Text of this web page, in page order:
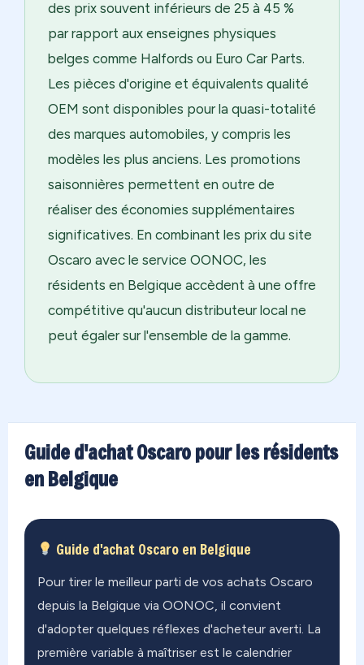
des prix souvent inférieurs de 25 à 45 %
par rapport aux enseignes physiques
belges comme Halfords ou Euro Car Parts.
Les pièces d'origine et équivalents qualité
OEM sont disponibles pour la quasi-totalité
des marques automobiles, y compris les
modèles les plus anciens. Les promotions
saisonnières permettent en outre de
réaliser des économies supplémentaires
significatives. En combinant les prix du site
Oscaro avec le service OONOC, les
résidents en Belgique accèdent à une offre
compétitive qu'aucun distributeur local ne
peut égaler sur l'ensemble de la gamme.
Guide d'achat Oscaro pour les résidents
en Belgique
Guide d'achat Oscaro en Belgique
Pour tirer le meilleur parti de vos achats Oscaro
depuis la Belgique via OONOC, il convient
d'adopter quelques réflexes d'acheteur averti. La
première variable à maîtriser est le calendrier